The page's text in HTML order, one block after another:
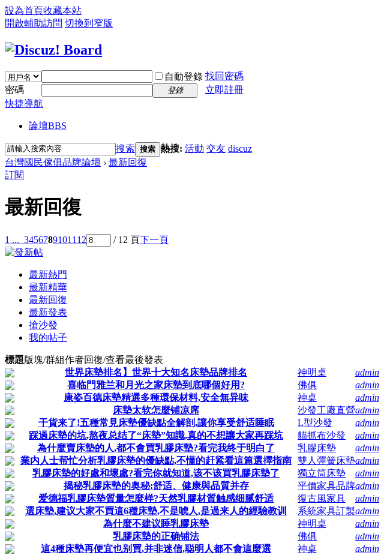
設為首頁收藏本站
開啟輔助訪問 切換到窄版
自動登錄 找回密碼
密碼
登錄
立即註冊
快捷導航
論壇BBS
搜索 搜索 熱搜: 活動 交友 discuz
台灣國民傢俱品牌論壇 › 最新回復
訂閱
最新回復
1 ... 34567891011 12 / 12 頁下一頁
最新熱門
最新精華
最新回復
最新發表
搶沙發
我的帖子
標題版塊/群組作者回復/查看最後發表
世界床墊排名】世界十大知名床墊品牌排名
神明桌 admin
喜临門雅兰和月光之家床墊到底哪個好用?
佛俱 admin
康姿百德床墊精選多種環保材料,安全無异味
神桌 admin
床墊太软怎麼铺凉席
沙發工廠直營admin
干貨来了!五種常見床墊優缺點全解剖,讓你享受舒适睡眠
L型沙發 admin
踩過床墊的坑,熬夜总结了“床墊”知識,真的不想讓大家再踩坑
貓抓布沙發 admin
為什麼賣床墊的人,都不會買乳膠床墊?看完我终于明白了
乳膠床墊 admin
業内人士帮忙分析乳膠床墊的優缺點,不懂的赶紧看這篇選擇指南 雙人彈簧床墊admin
乳膠床墊的好處和壞處?看完你就知道,该不该買乳膠床墊了
獨立筒床墊 admin
揭秘乳膠床墊的奥秘:舒适、健康與品質并存
平價家具品牌admin
爱德福乳膠床墊質量怎麼样?天然乳膠材質触感细腻舒适
復古風家具 admin
選床墊,建议大家不買這6種床墊,不是唬人,是過来人的經驗教训
系統家具訂製admin
為什麼不建议睡乳膠床墊
神明桌 admin
乳膠床墊的正确铺法
佛俱 admin
這4種床墊再便宜也别買,并非迷信,聪明人都不會這麼選
神桌 admin